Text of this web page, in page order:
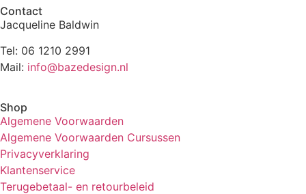
Contact
Jacqueline Baldwin
Tel: 06 1210 2991
Mail: info@bazedesign.nl
Shop
Algemene Voorwaarden
Algemene Voorwaarden Cursussen
Privacyverklaring
Klantenservice
Terugebetaal- en retourbeleid